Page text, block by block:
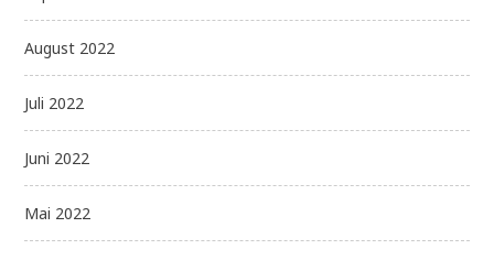
August 2022
Juli 2022
Juni 2022
Mai 2022